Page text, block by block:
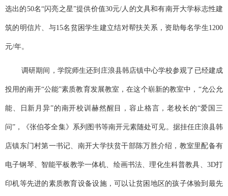
选出的50名“闪亮之星”提供价值30元/人的文具和有南开大学标志性建
筑的明信片、与15名贫困学生建立结对帮扶关系，资助每名学生1200
元/年。
调研期间，学院师生还到庄浪县韩店镇中心学校参观了已经建成
投用的南开“公能”素质教育发展教室，在这个崭新的教室中，“允公允
能、日新月异”的南开校训赫然醒目，容止格言，老校长的“爱国三
问”，《张伯苓全集》系列图书等南开元素随处可见。据挂任庄浪县韩
店镇东门村第一书记、南开大学扶贫干部陈万胜介绍，教室里配备有
电子钢琴、智能平板教学一体机、绘画书法、理化生科普教具、3D打
印机等先进的素质教育设备设施，可以让贫困地区的孩子体验到最先